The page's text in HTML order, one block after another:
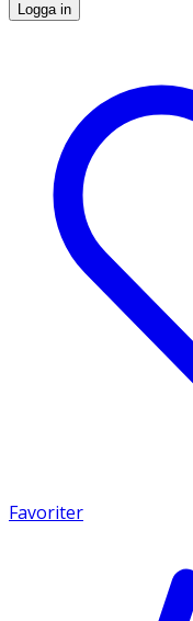
Logga in
Favoriter